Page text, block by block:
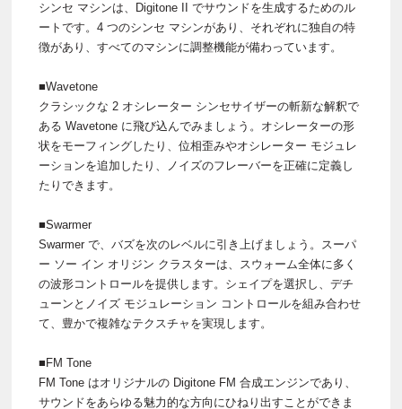
シンセ マシンは、Digitone II でサウンドを生成するためのル
ートです。4 つのシンセ マシンがあり、それぞれに独自の特
徴があり、すべてのマシンに調整機能が備わっています。
■Wavetone
クラシックな 2 オシレーター シンセサイザーの斬新な解釈で
ある Wavetone に飛び込んでみましょう。オシレーターの形
状をモーフィングしたり、位相歪みやオシレーター モジュレ
ーションを追加したり、ノイズのフレーバーを正確に定義し
たりできます。
■Swarmer
Swarmer で、バズを次のレベルに引き上げましょう。スーパ
ー ソー イン オリジン クラスターは、スウォーム全体に多く
の波形コントロールを提供します。シェイプを選択し、デチ
ューンとノイズ モジュレーション コントロールを組み合わせ
て、豊かで複雑なテクスチャを実現します。
■FM Tone
FM Tone はオリジナルの Digitone FM 合成エンジンであり、
サウンドをあらゆる魅力的な方向にひねり出すことができま